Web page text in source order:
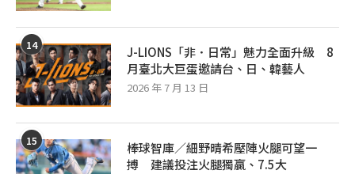
14
J-LIONS「非．日常」魅力全面升級 8
月臺北大巨蛋邀請台、日、韓藝人
2026 年 7 月 13 日
15
棒球智庫／細野晴希壓陣火腿可望一
搏 建議投注火腿獨贏、7.5大